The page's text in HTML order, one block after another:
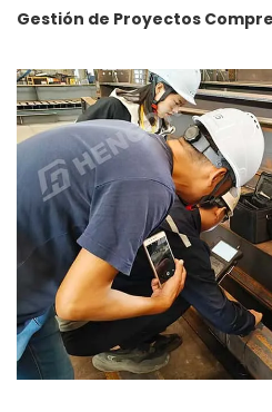
Gestión de Proyectos